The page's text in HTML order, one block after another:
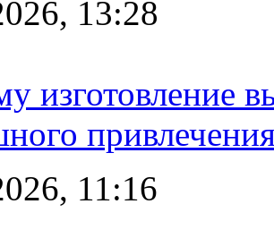
13:28
изготовление
11:16